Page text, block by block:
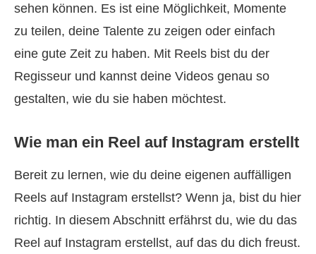
sehen können. Es ist eine Möglichkeit, Momente
zu teilen, deine Talente zu zeigen oder einfach
eine gute Zeit zu haben. Mit Reels bist du der
Regisseur und kannst deine Videos genau so
gestalten, wie du sie haben möchtest.
Wie man ein Reel auf Instagram erstellt
Bereit zu lernen, wie du deine eigenen auffälligen
Reels auf Instagram erstellst? Wenn ja, bist du hier
richtig. In diesem Abschnitt erfährst du, wie du das
Reel auf Instagram erstellst, auf das du dich freust.